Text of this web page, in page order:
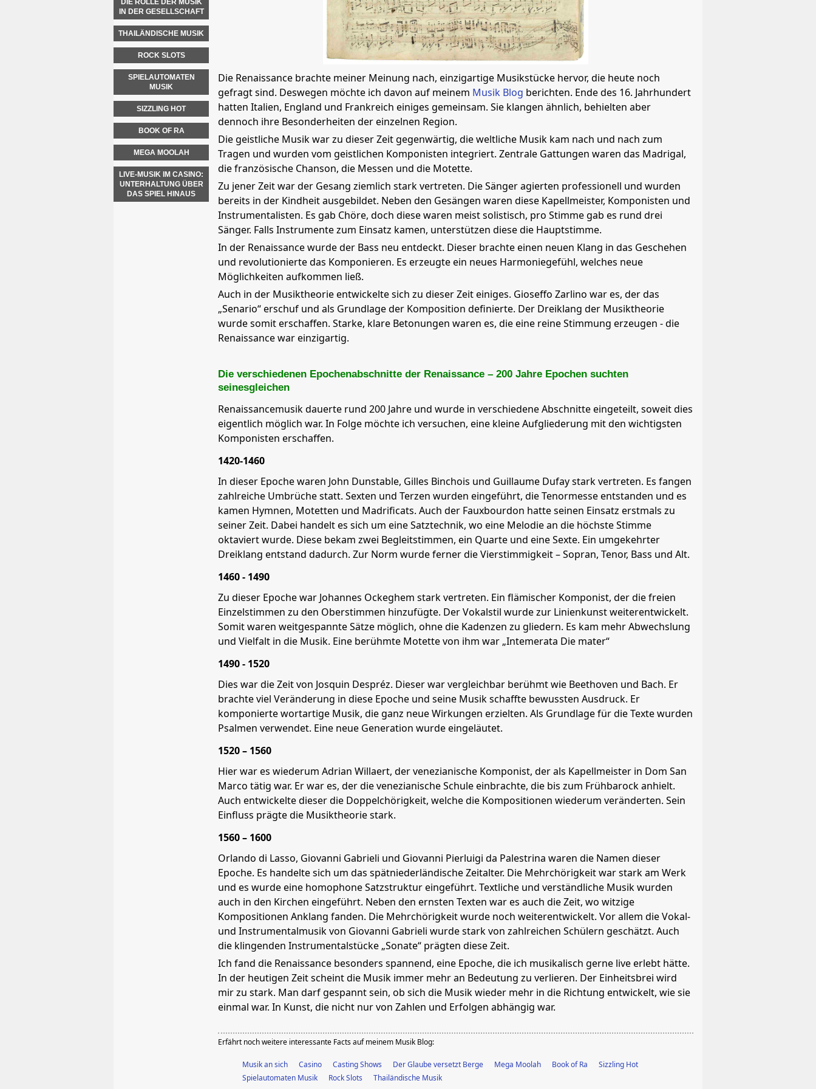
Die Renaissance brachte meiner Meinung nach, einzigartige Musikstücke hervor, die heute noch
gefragt sind. Deswegen möchte ich davon auf meinem Musik Blog berichten. Ende des 16. Jahrhundert
hatten Italien, England und Frankreich einiges gemeinsam. Sie klangen ähnlich, behielten aber
dennoch ihre Besonderheiten der einzelnen Region.
Die geistliche Musik war zu dieser Zeit gegenwärtig, die weltliche Musik kam nach und nach zum
Tragen und wurden vom geistlichen Komponisten integriert. Zentrale Gattungen waren das Madrigal,
die französische Chanson, die Messen und die Motette.
Zu jener Zeit war der Gesang ziemlich stark vertreten. Die Sänger agierten professionell und wurden
bereits in der Kindheit ausgebildet. Neben den Gesängen waren diese Kapellmeister, Komponisten und
Instrumentalisten. Es gab Chöre, doch diese waren meist solistisch, pro Stimme gab es rund drei
Sänger. Falls Instrumente zum Einsatz kamen, unterstützen diese die Hauptstimme.
In der Renaissance wurde der Bass neu entdeckt. Dieser brachte einen neuen Klang in das Geschehen
und revolutionierte das Komponieren. Es erzeugte ein neues Harmoniegefühl, welches neue
Möglichkeiten aufkommen ließ.
Auch in der Musiktheorie entwickelte sich zu dieser Zeit einiges. Gioseffo Zarlino war es, der das
„Senario“ erschuf und als Grundlage der Komposition definierte. Der Dreiklang der Musiktheorie
wurde somit erschaffen. Starke, klare Betonungen waren es, die eine reine Stimmung erzeugen - die
Renaissance war einzigartig.
Die verschiedenen Epochenabschnitte der Renaissance – 200 Jahre Epochen suchten
seinesgleichen
Renaissancemusik dauerte rund 200 Jahre und wurde in verschiedene Abschnitte eingeteilt, soweit dies
eigentlich möglich war. In Folge möchte ich versuchen, eine kleine Aufgliederung mit den wichtigsten
Komponisten erschaffen.
1420-1460
In dieser Epoche waren John Dunstable, Gilles Binchois und Guillaume Dufay stark vertreten. Es fangen
zahlreiche Umbrüche statt. Sexten und Terzen wurden eingeführt, die Tenormesse entstanden und es
kamen Hymnen, Motetten und Madrificats. Auch der Fauxbourdon hatte seinen Einsatz erstmals zu
seiner Zeit. Dabei handelt es sich um eine Satztechnik, wo eine Melodie an die höchste Stimme
oktaviert wurde. Diese bekam zwei Begleitstimmen, ein Quarte und eine Sexte. Ein umgekehrter
Dreiklang entstand dadurch. Zur Norm wurde ferner die Vierstimmigkeit – Sopran, Tenor, Bass und Alt.
1460 - 1490
Zu dieser Epoche war Johannes Ockeghem stark vertreten. Ein flämischer Komponist, der die freien
Einzelstimmen zu den Oberstimmen hinzufügte. Der Vokalstil wurde zur Linienkunst weiterentwickelt.
Somit waren weitgespannte Sätze möglich, ohne die Kadenzen zu gliedern. Es kam mehr Abwechslung
und Vielfalt in die Musik. Eine berühmte Motette von ihm war „Intemerata Die mater“
1490 - 1520
Dies war die Zeit von Josquin Despréz. Dieser war vergleichbar berühmt wie Beethoven und Bach. Er
brachte viel Veränderung in diese Epoche und seine Musik schaffte bewussten Ausdruck. Er
komponierte wortartige Musik, die ganz neue Wirkungen erzielten. Als Grundlage für die Texte wurden
Psalmen verwendet. Eine neue Generation wurde eingeläutet.
1520 – 1560
Hier war es wiederum Adrian Willaert, der venezianische Komponist, der als Kapellmeister in Dom San
Marco tätig war. Er war es, der die venezianische Schule einbrachte, die bis zum Frühbarock anhielt.
Auch entwickelte dieser die Doppelchörigkeit, welche die Kompositionen wiederum veränderten. Sein
Einfluss prägte die Musiktheorie stark.
1560 – 1600
Orlando di Lasso, Giovanni Gabrieli und Giovanni Pierluigi da Palestrina waren die Namen dieser
Epoche. Es handelte sich um das spätniederländische Zeitalter. Die Mehrchörigkeit war stark am Werk
und es wurde eine homophone Satzstruktur eingeführt. Textliche und verständliche Musik wurden
auch in den Kirchen eingeführt. Neben den ernsten Texten war es auch die Zeit, wo witzige
Kompositionen Anklang fanden. Die Mehrchörigkeit wurde noch weiterentwickelt. Vor allem die Vokal-
und Instrumentalmusik von Giovanni Gabrieli wurde stark von zahlreichen Schülern geschätzt. Auch
die klingenden Instrumentalstücke „Sonate“ prägten diese Zeit.
Ich fand die Renaissance besonders spannend, eine Epoche, die ich musikalisch gerne live erlebt hätte.
In der heutigen Zeit scheint die Musik immer mehr an Bedeutung zu verlieren. Der Einheitsbrei wird
mir zu stark. Man darf gespannt sein, ob sich die Musik wieder mehr in die Richtung entwickelt, wie sie
einmal war. In Kunst, die nicht nur von Zahlen und Erfolgen abhängig war.
Erfährt noch weitere interessante Facts auf meinem Musik Blog:
Musik an sich Casino Casting Shows Der Glaube versetzt Berge Mega Moolah Book of Ra
Sizzling Hot
Spielautomaten Musik
Rock Slots Thailändische Musik
DIE ROLLE DER MUSIK
IN DER GESELLSCHAFT
THAILÄNDISCHE MUSIK
ROCK SLOTS
SPIELAUTOMATEN
MUSIK
SIZZLING HOT
BOOK OF RA
MEGA MOOLAH
LIVE-MUSIK IM CASINO:
UNTERHALTUNG ÜBER
DAS SPIEL HINAUS